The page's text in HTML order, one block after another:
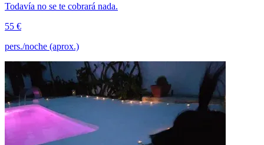
Todavía no se te cobrará nada.
55 €
pers./noche (aprox.)